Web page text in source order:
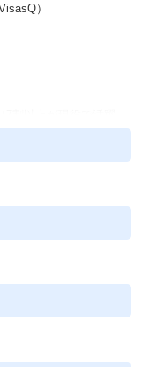
）
ットフォームをグロ